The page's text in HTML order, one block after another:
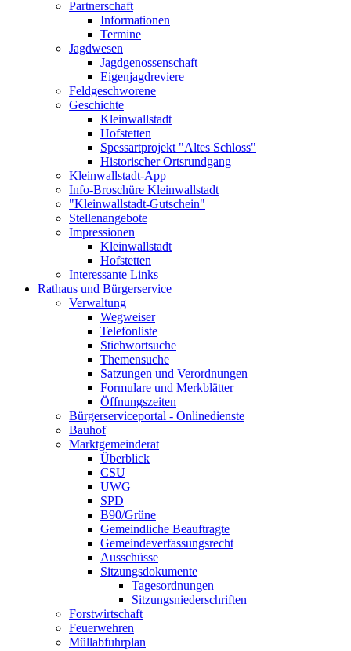
Partnerschaft
Informationen
Termine
Jagdwesen
Jagdgenossenschaft
Eigenjagdreviere
Feldgeschworene
Geschichte
Kleinwallstadt
Hofstetten
Spessartprojekt "Altes Schloss"
Historischer Ortsrundgang
Kleinwallstadt-App
Info-Broschüre Kleinwallstadt
"Kleinwallstadt-Gutschein"
Stellenangebote
Impressionen
Kleinwallstadt
Hofstetten
Interessante Links
Rathaus und Bürgerservice
Verwaltung
Wegweiser
Telefonliste
Stichwortsuche
Themensuche
Satzungen und Verordnungen
Formulare und Merkblätter
Öffnungszeiten
Bürgerserviceportal - Onlinedienste
Bauhof
Marktgemeinderat
Überblick
CSU
UWG
SPD
B90/Grüne
Gemeindliche Beauftragte
Gemeindeverfassungsrecht
Ausschüsse
Sitzungsdokumente
Tagesordnungen
Sitzungsniederschriften
Forstwirtschaft
Feuerwehren
Müllabfuhrplan